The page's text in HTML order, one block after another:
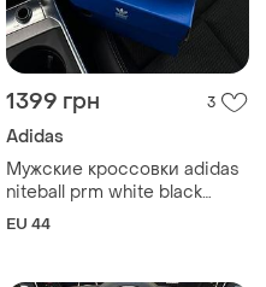
1399 грн 3
Adidas
Мужские кроссовки adidas
niteball prm white black
акция
EU 44